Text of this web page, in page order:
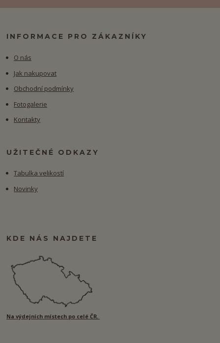
INFORMACE PRO ZÁKAZNÍKY
O nás
Jak nakupovat
Obchodní podmínky
Fotogalerie
Kontakty
UŽITEČNÉ ODKAZY
Tabulka velikostí
Novinky
KDE NÁS NAJDETE
Na výdejních místech po celé ČR.